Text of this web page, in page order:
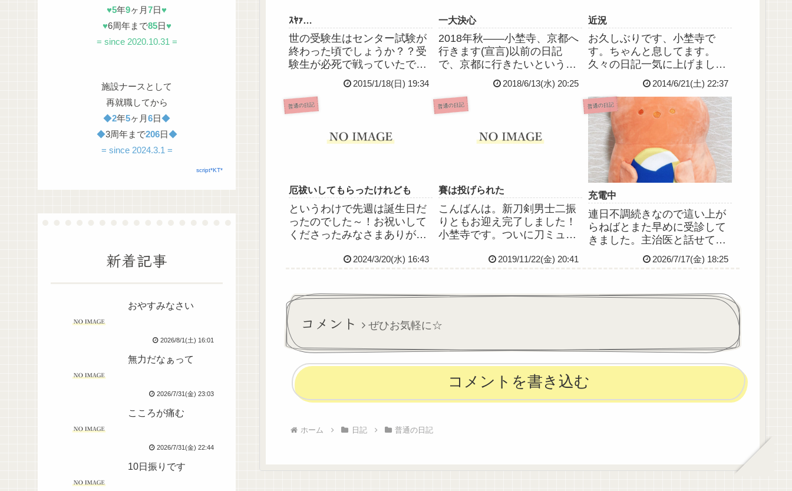
ｽﾔｧ…
世の受験生はセンター試験が
終わった頃でしょうか？？受
験生が必死で戦っていたであ
ろうこの二日間、私は泥のよ
うに眠ってました。過眠とい
うか傾眠というか、日中ずっ
と布団やこたつでうとうと。
思うぐらい何故かとにかく眠
2015/1/18(日) 19:34
一大決心
2018年秋――小埜寺、京都へ
行きます(宣言)以前の日記
で、京都に行きたいという決
意をしたわけなんですけど、
ガチで行きます。東北のド田
舎に住む私からしたら一大決
心です。だってやっぱりキョ
ボなんて行くっきゃないじゃ
2018/6/13(水) 20:25
近況
お久しぶりです、小埜寺で
す。ちゃんと息してます。
久々の日記一気に上げました
(´∀`；)中学生だと思われたり
(こちらの記事参照)デパス飲
んだら眠気でふらつきながら
仕事したりピアスあけたり(こ
ちらの記事参照)頓服飲まずに
頑張ったり☀と、いろいろ...
2014/6/21(土) 22:37
普通の日記
厄祓いしてもらったけれども
というわけで先週は誕生日だ
ったのでした～！お祝いして
くださったみなさまありがと
𝑳𝑶𝑽𝑬――今年は本厄の年回
に過ごせますように！でもカ
レンダー見たら不成就日って
書いてあ...
2024/3/20(水) 16:43
普通の日記
賽は投げられた
こんばんは。新刀剣男士二振
りともお迎え完了しました！
小埜寺です。ついに刀ミュ歌
ステ観劇のための新幹線チケ
られた！コンディション整え
ぞ！
2019/11/22(金) 20:41
普通の日記
充電中
連日不調続きなので這い上が
らねばとまた早めに受診して
きました。主治医と話せてち
ょっと元気出て、上司の管理
者さんにも受診しましたの報
みにしてゆっくり休んで来週
火曜日からまた頑張ろうねっ
2026/7/17(金) 18:25
コメント ぜひお気軽に☆
コメントを書き込む
ホーム 日記 普通の日記
♥5年9ヶ月7日♥
♥6周年まで85日♥
= since 2020.10.31 =
施設ナースとして
再就職してから
◆2年5ヶ月6日◆
◆3周年まで206日◆
= since 2024.3.1 =
script*KT*
新着記事
おやすみなさい
2026/8/1(土) 16:01
無力だなぁって
2026/7/31(金) 23:03
こころが痛む
2026/7/31(金) 22:44
10日振りです